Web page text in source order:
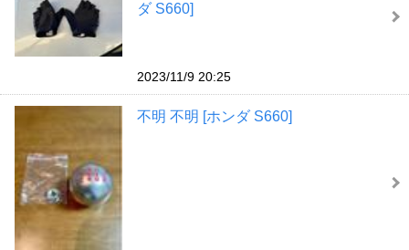
ダ S660]
2023/11/9 20:25
不明 不明 [ホンダ S660]